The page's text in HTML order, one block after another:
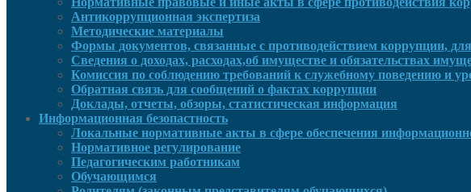
Антикоррупционная экспертиза
Методические материалы
Формы документов, связанные с противодействием коррупции,
Сведения о доходах, расходах,об имуществе и обязательствах
Комиссия по соблюдению требований к служебному поведению и
Обратная связь для сообщений о фактах коррупции
Доклады, отчеты, обзоры, статистическая информация
Информационная безопастность
Локальные нормативные акты в сфере обеспечения
Нормативное регулирование
Педагогическим работникам
Обучающимся